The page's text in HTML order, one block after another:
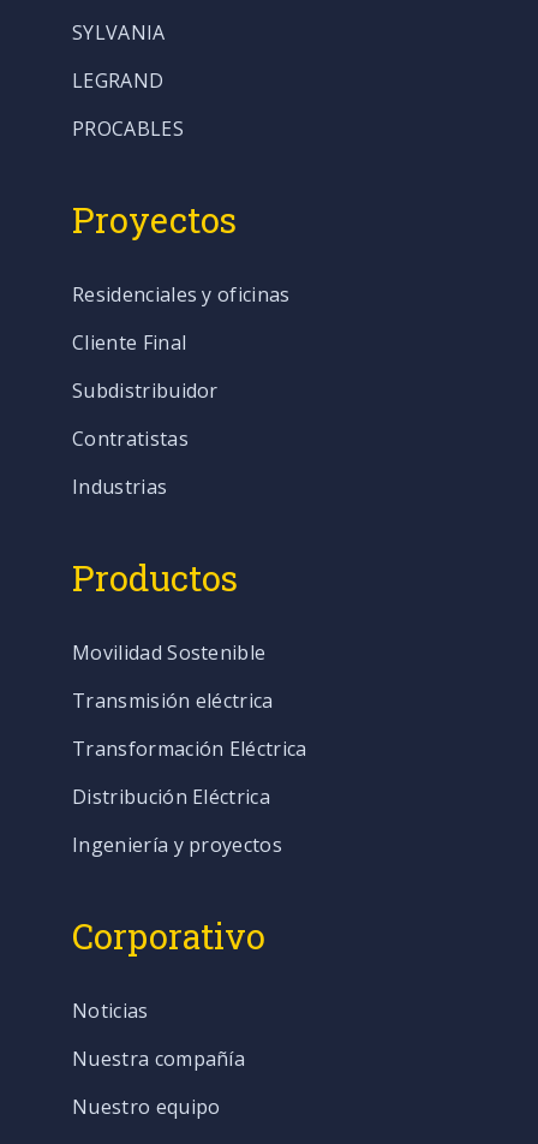
SYLVANIA
LEGRAND
PROCABLES
Proyectos
Residenciales y oficinas
Cliente Final
Subdistribuidor
Contratistas
Industrias
Productos
Movilidad Sostenible
Transmisión eléctrica
Transformación Eléctrica
Distribución Eléctrica
Ingeniería y proyectos
Corporativo
Noticias
Nuestra compañía
Nuestro equipo